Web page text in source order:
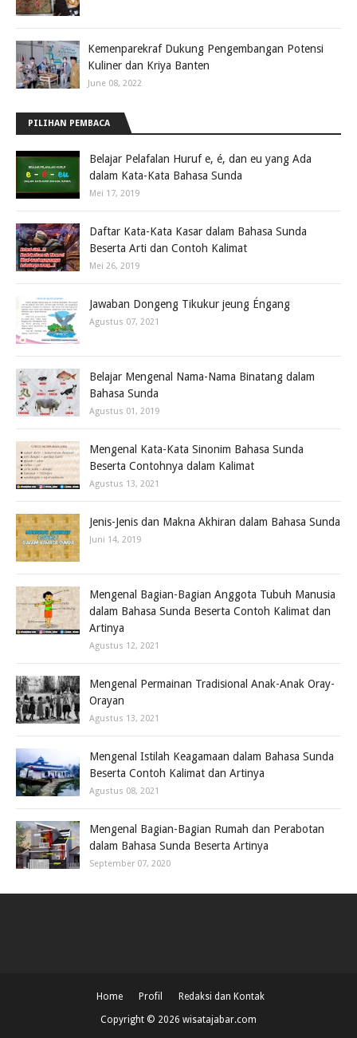
Kemenparekraf Dukung Pengembangan Potensi
Kuliner dan Kriya Banten
June 08, 2022
PILIHAN PEMBACA
Belajar Pelafalan Huruf e, é, dan eu yang Ada
dalam Kata-Kata Bahasa Sunda
Mei 17, 2019
Daftar Kata-Kata Kasar dalam Bahasa Sunda
Beserta Arti dan Contoh Kalimat
Mei 26, 2019
Jawaban Dongeng Tikukur jeung Éngang
Agustus 07, 2021
Belajar Mengenal Nama-Nama Binatang dalam
Bahasa Sunda
Agustus 01, 2019
Mengenal Kata-Kata Sinonim Bahasa Sunda
Beserta Contohnya dalam Kalimat
Agustus 13, 2021
Jenis-Jenis dan Makna Akhiran dalam Bahasa Sunda
Juni 14, 2019
Mengenal Bagian-Bagian Anggota Tubuh Manusia
dalam Bahasa Sunda Beserta Contoh Kalimat dan
Artinya
Agustus 12, 2021
Mengenal Permainan Tradisional Anak-Anak Oray-
Orayan
Agustus 13, 2021
Mengenal Istilah Keagamaan dalam Bahasa Sunda
Beserta Contoh Kalimat dan Artinya
Agustus 08, 2021
Mengenal Bagian-Bagian Rumah dan Perabotan
dalam Bahasa Sunda Beserta Artinya
September 07, 2020
Home Profil Redaksi dan Kontak
Copyright © 2026 wisatajabar.com